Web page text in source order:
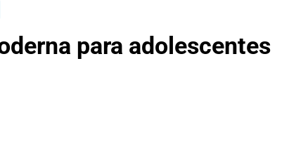
para adolescentes